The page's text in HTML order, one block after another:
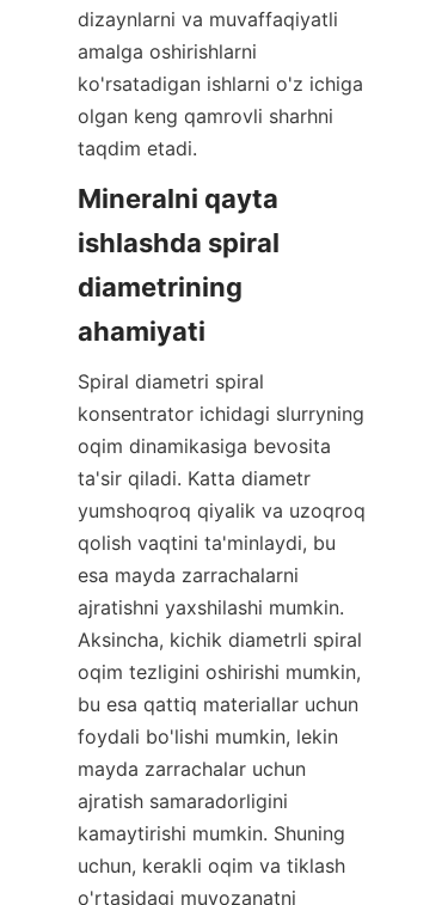
dizaynlarni va muvaffaqiyatli
amalga oshirishlarni
ko'rsatadigan ishlarni o'z ichiga
olgan keng qamrovli sharhni
taqdim etadi.
Mineralni qayta
ishlashda spiral
diametrining
ahamiyati
Spiral diametri spiral
konsentrator ichidagi slurryning
oqim dinamikasiga bevosita
ta'sir qiladi. Katta diametr
yumshoqroq qiyalik va uzoqroq
qolish vaqtini ta'minlaydi, bu
esa mayda zarrachalarni
ajratishni yaxshilashi mumkin.
Aksincha, kichik diametrli spiral
oqim tezligini oshirishi mumkin,
bu esa qattiq materiallar uchun
foydali bo'lishi mumkin, lekin
mayda zarrachalar uchun
ajratish samaradorligini
kamaytirishi mumkin. Shuning
uchun, kerakli oqim va tiklash
o'rtasidagi muvozanatni